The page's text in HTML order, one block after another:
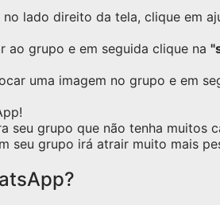
lado direito da tela, clique em
ao grupo e em seguida clique na
uma imagem no grupo e em
seu grupo que não tenha muitos
seu grupo irá atrair muito mais